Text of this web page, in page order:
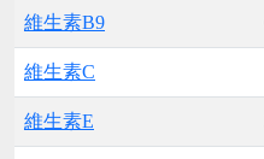
維生素B9
維生素C
維生素E